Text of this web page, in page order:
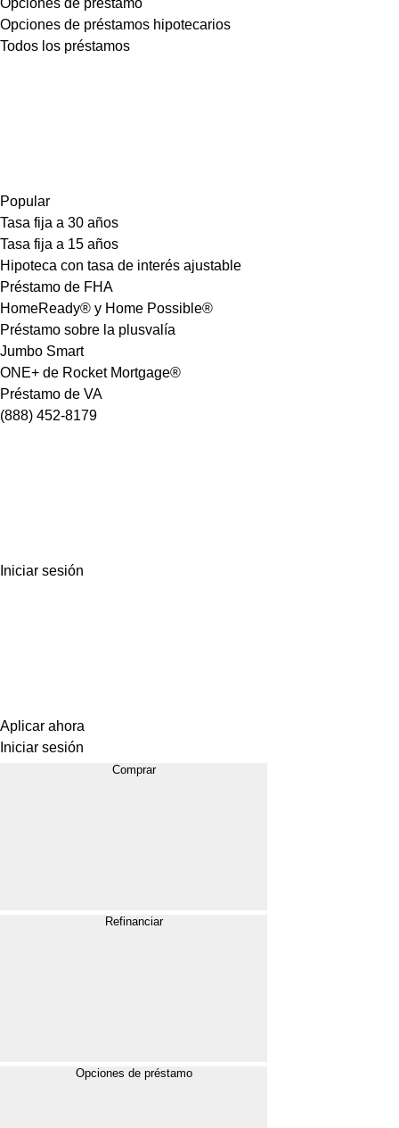
Opciones de préstamo
Opciones de préstamos hipotecarios
Todos los préstamos
Popular
Tasa fija a 30 años
Tasa fija a 15 años
Hipoteca con tasa de interés ajustable
Préstamo de FHA
HomeReady® y Home Possible®
Préstamo sobre la plusvalía
Jumbo Smart
ONE+ de Rocket Mortgage®
Préstamo de VA
(888) 452-8179
Iniciar sesión
Aplicar ahora
Iniciar sesión
Comprar
Refinanciar
Opciones de préstamo